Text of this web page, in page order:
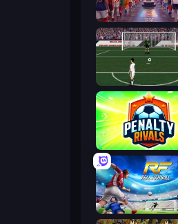
CG FC 26
Bicycle Kick Champ
Penalty Rivals
Real Football